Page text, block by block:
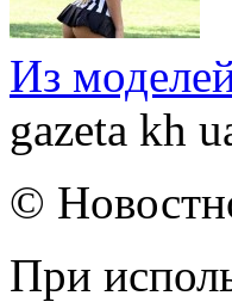
Из
gazeta kh
©
При